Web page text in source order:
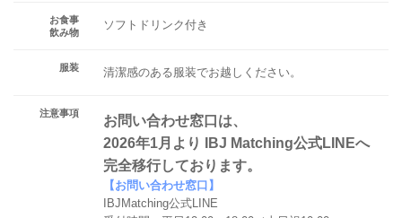
お食事
飲み物
ソフトドリンク付き
服装 清潔感のある服装でお越しください。
注意事項
お問い合わせ窓口は、
2026年1月より IBJ Matching公式LINEへ
完全移行しております。
【お問い合わせ窓口】
IBJMatching公式LINE